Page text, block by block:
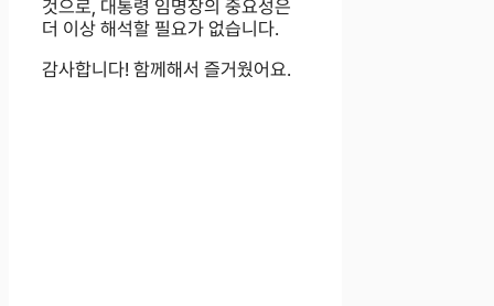
것으로, 대통령 임명장의 중요성은
더 이상 해석할 필요가 없습니다.
감사합니다! 함께해서 즐거웠어요.